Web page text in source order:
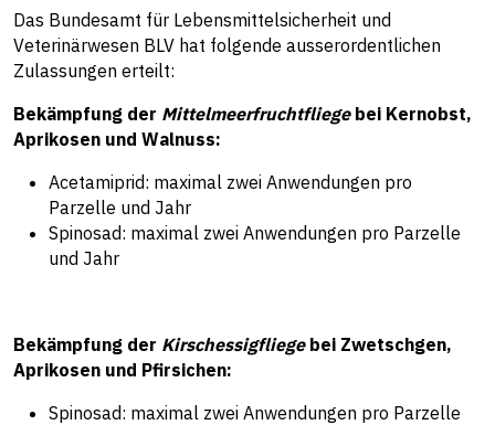
Das Bundesamt für Lebensmittelsicherheit und
Veterinärwesen BLV hat folgende ausserordentlichen
Zulassungen erteilt:
Bekämpfung der Mittelmeerfruchtfliegebei Kernobst,
Aprikosen und Walnuss:
Acetamiprid: maximal zwei Anwendungen pro
Parzelle und Jahr
Spinosad: maximal zwei Anwendungen pro Parzelle
und Jahr
Bekämpfung der Kirschessigfliegebei Zwetschgen,
Aprikosen und Pfirsichen:
Spinosad: maximal zwei Anwendungen pro Parzelle